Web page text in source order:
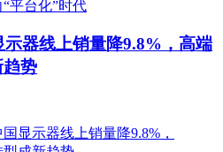
示器线上销量降9.8%，高端
势